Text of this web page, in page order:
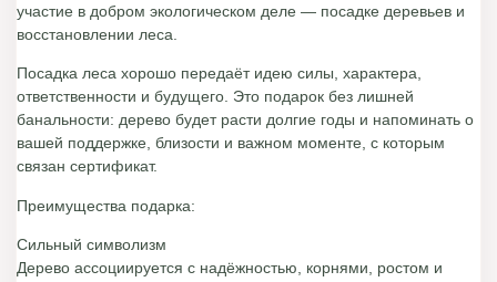
участие в добром экологическом деле — посадке деревьев и
восстановлении леса.
Посадка леса хорошо передаёт идею силы, характера,
ответственности и будущего. Это подарок без лишней
банальности: дерево будет расти долгие годы и напоминать о
вашей поддержке, близости и важном моменте, с которым
связан сертификат.
Преимущества подарка:
Сильный символизм
Дерево ассоциируется с надёжностью, корнями, ростом и